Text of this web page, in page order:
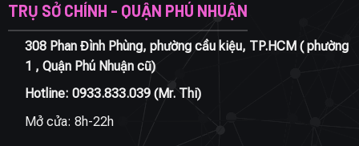
TRỤ SỞ CHÍNH - QUẬN PHÚ NHUẬN
308 Phan Đình Phùng, phường cầu kiệu, TP.HCM ( phường
1 , Quận Phú Nhuận cũ)
Hotline: 0933.833.039(Mr. Thi)
Mở cửa: 8h-22h